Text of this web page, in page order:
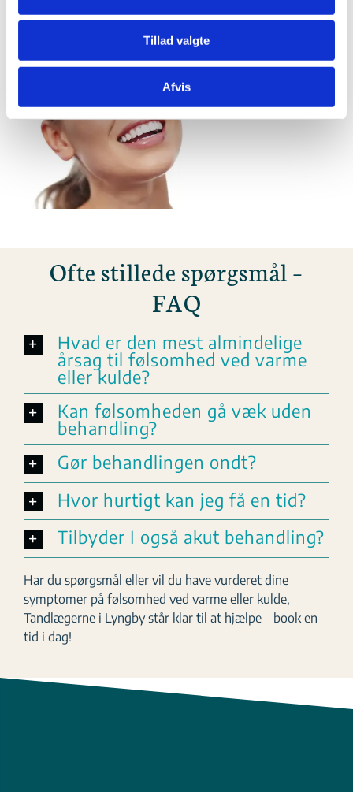
Tillad valgte
Afvis
Ofte stillede spørgsmål –
FAQ
Hvad er den mest almindelige
årsag til følsomhed ved varme
eller kulde?
Kan følsomheden gå væk uden
behandling?
Gør behandlingen ondt?
Hvor hurtigt kan jeg få en tid?
Tilbyder I også akut behandling?
Har du spørgsmål eller vil du have vurderet dine
symptomer på følsomhed ved varme eller kulde,
Tandlægerne i Lyngby står klar til at hjælpe – book en
tid i dag!